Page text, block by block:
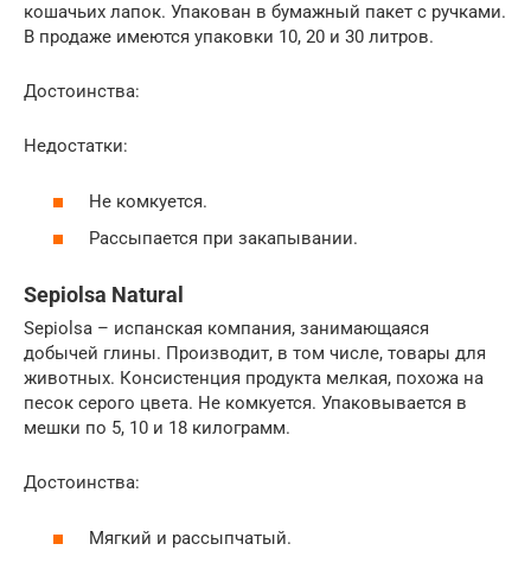
кошачьих лапок. Упакован в бумажный пакет с ручками.
В продаже имеются упаковки 10, 20 и 30 литров.
Достоинства:
Недостатки:
Не комкуется.
Рассыпается при закапывании.
Sepiolsa Natural
Sepiolsa – испанская компания, занимающаяся
добычей глины. Производит, в том числе, товары для
животных. Консистенция продукта мелкая, похожа на
песок серого цвета. Не комкуется. Упаковывается в
мешки по 5, 10 и 18 килограмм.
Достоинства:
Мягкий и рассыпчатый.